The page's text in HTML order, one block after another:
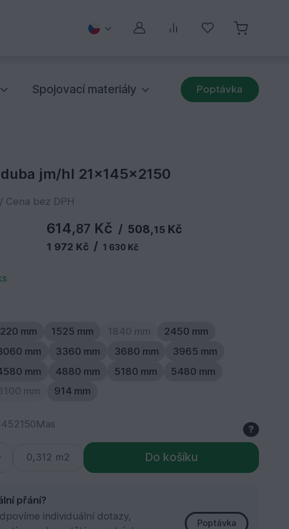
Můj účetPorovnávání
Oblíbené
Spojovací materiály Poptávka
jm/hl 21x145x2150
Cena bez DPH
614,87 Kč / 508,15 Kč
1 972 Kč / 1 630 Kč
mm 1525 mm 1840 mm
2450 mm
mm 3360 mm 3680 mm
3965 mm
mm 4880 mm 5180 mm
5480 mm
mm 914 mm
?
Do košíku
přání?
individuální dotazy,
Poptávka